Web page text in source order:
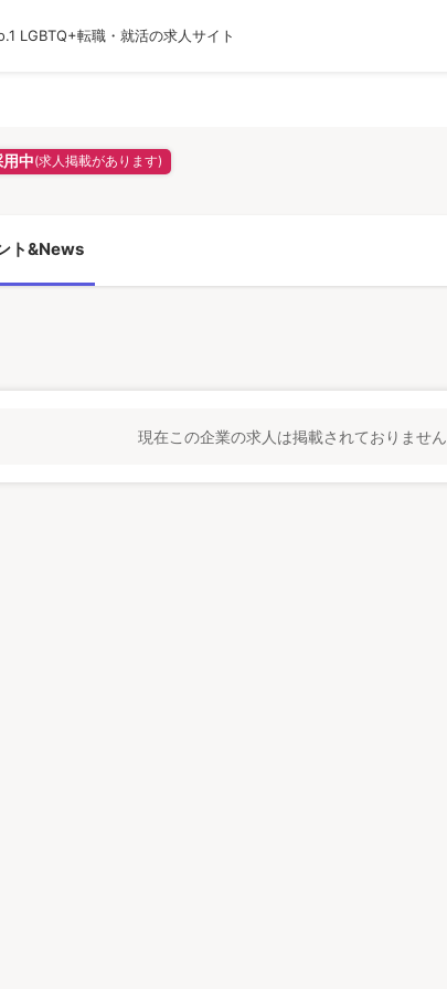
LGBTQ+転職・就活の求人サイト
中(求人掲載があります)
ト&News
現在この企業の求人は掲載されておりません